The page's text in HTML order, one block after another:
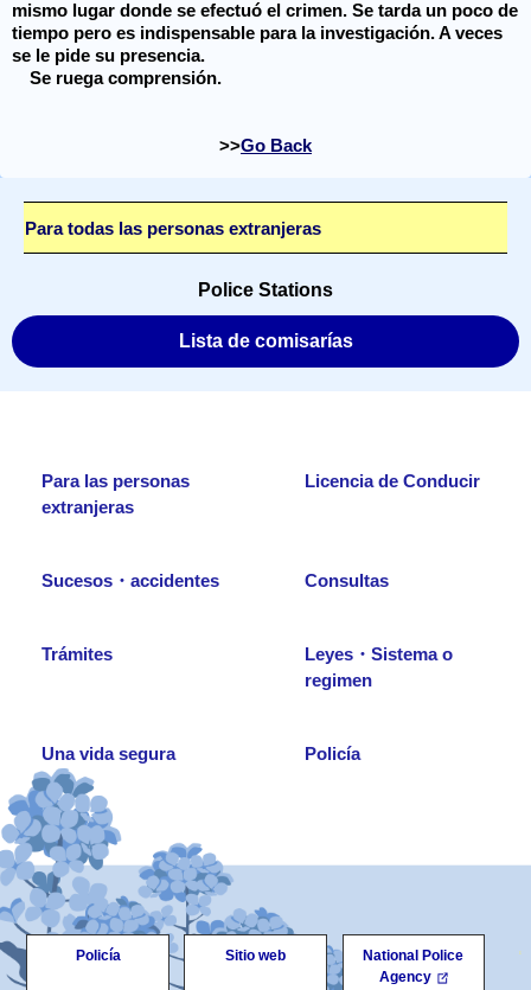
mismo lugar donde se efectuó el crimen. Se tarda un poco de
tiempo pero es indispensable para la investigación. A veces
se le pide su presencia.
Se ruega comprensión.
Go Back
Para todas las personas extranjeras
Police Stations
Lista de comisarías
Para las personas
extranjeras
Licencia de Conducir
Sucesos・accidentes Consultas
Trámites
Leyes・Sistema o
regimen
Una vida segura Policía
Policía Sitio web
National Police
Agency